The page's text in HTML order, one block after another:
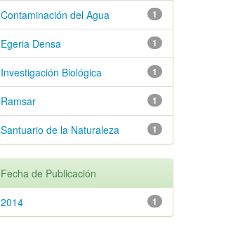
1
Contaminación del Agua
1
Egeria Densa
1
Investigación Biológica
1
Ramsar
1
Santuario de la Naturaleza
Fecha de Publicación
1
2014